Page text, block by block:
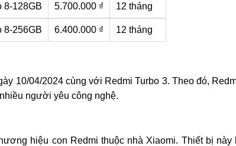
8-128GB 5.700.000 ₫ 12 tháng
8-256GB 6.400.000 ₫ 12 tháng
10/04/2024 cùng với Redmi Turbo 3. Theo đó,
người yêu công nghệ.
hiệu con Redmi thuộc nhà Xiaomi. Thiết bị này